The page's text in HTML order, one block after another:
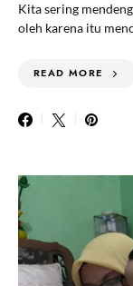
Kita sering
oleh karena itu
READ MORE